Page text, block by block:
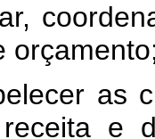
as
e